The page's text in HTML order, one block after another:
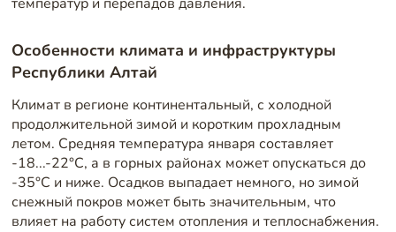
Особенности климата и инфраструктуры
Республики Алтай
Климат в регионе континентальный, с холодной
продолжительной зимой и коротким прохладным
летом. Средняя температура января составляет
-18...-22°C, а в горных районах может опускаться до
-35°C и ниже. Осадков выпадает немного, но зимой
снежный покров может быть значительным, что
влияет на работу систем отопления и теплоснабжения.